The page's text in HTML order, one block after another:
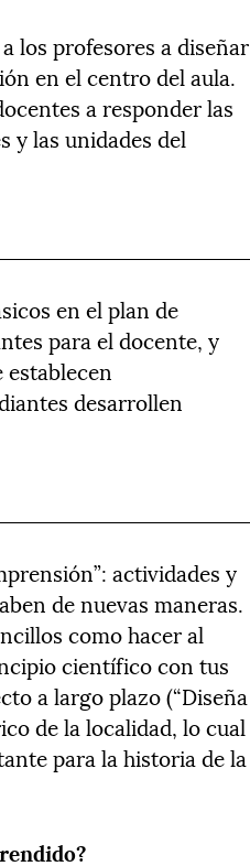
los profesores a diseñar
en el centro del aula.
a responder las
y las unidades del
en el plan de
para el docente, y
desarrollen
actividades y
de nuevas maneras.
como hacer al
científico con tus
a largo plazo (“Diseña
de la localidad, lo cual
para la historia de la